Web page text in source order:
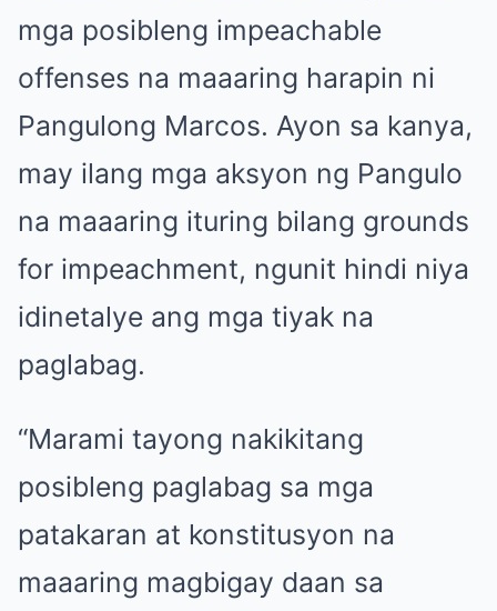
mga posibleng impeachable
offenses na maaaring harapin ni
Pangulong Marcos. Ayon sa kanya,
may ilang mga aksyon ng Pangulo
na maaaring ituring bilang grounds
for impeachment, ngunit hindi niya
idinetalye ang mga tiyak na
paglabag.
“Marami tayong nakikitang
posibleng paglabag sa mga
patakaran at konstitusyon na
maaaring magbigay daan sa